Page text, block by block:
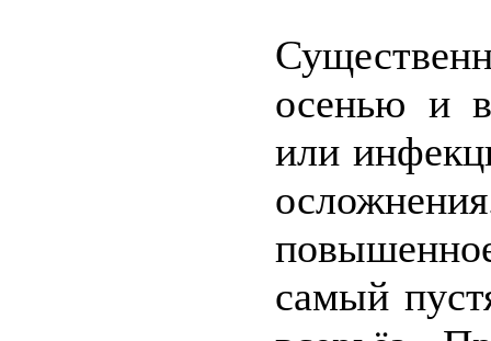
осенью и
или
самый